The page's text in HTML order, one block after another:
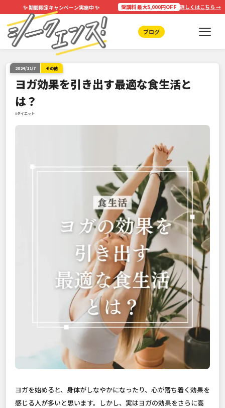
✨期間限定キャンペーン実施中✨ 受講料 最大5,000円OFF 詳しくはこちら →
ブログ
2024/11/7 その他
ヨガ効果を引き出す最適な食生活と
は？
#ダイエット
ヨガを始めると、身体がしなやかになったり、心が落ち着く効果を
感じる人が多いと思います。しかし、実はヨガの効果をさらに高